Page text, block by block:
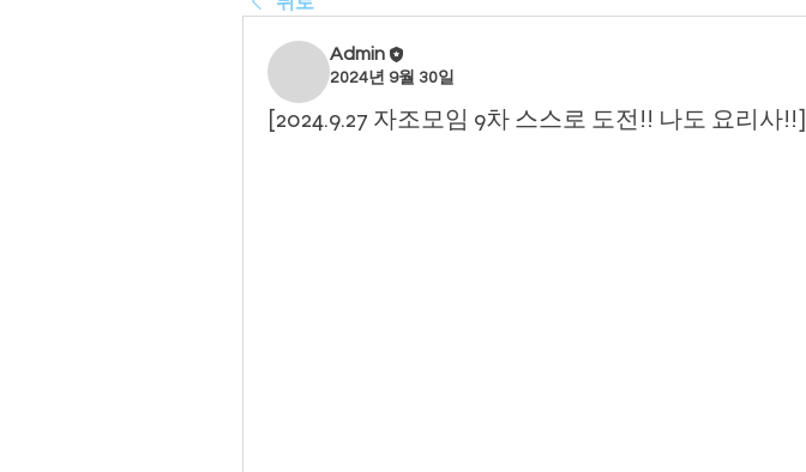
Admin
2024년 9월 30일
[2024.9.27 자조모임 9차 스스로 도전!! 나도 요리사!!]